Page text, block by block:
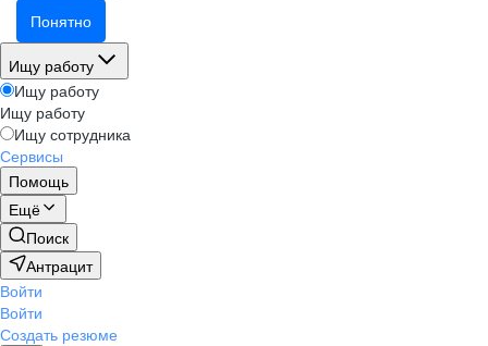
Понятно
Ищу работу
Ищу работу
Ищу работу
Ищу сотрудника
Сервисы
Помощь
Ещё
Поиск
Антрацит
Войти
Войти
Создать резюме